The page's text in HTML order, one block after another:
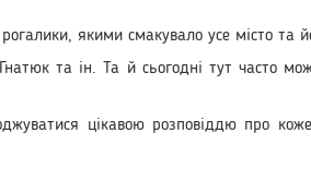
якими смакувало усе місто та
та ін. Та й сьогодні тут часто
цікавою розповіддю про